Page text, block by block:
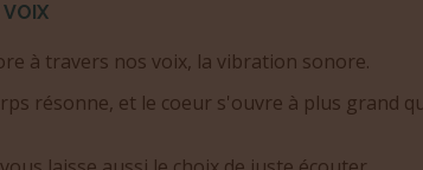
à travers nos voix, la vibration sonore.
résonne, et le coeur s'ouvre à plus grand